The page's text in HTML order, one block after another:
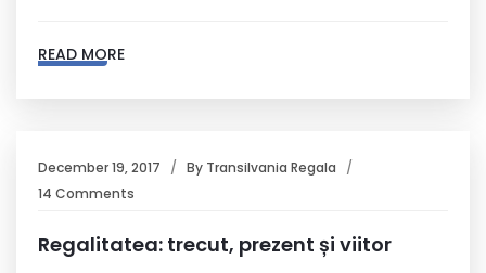
READ MORE
December 19, 2017 By Transilvania Regala
14 Comments
Regalitatea: trecut, prezent și viitor